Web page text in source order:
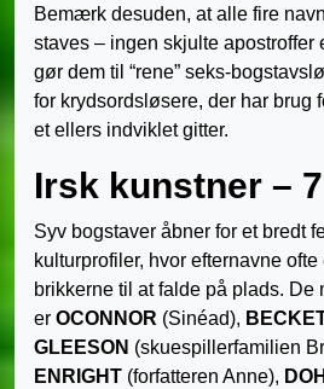
Bemærk desuden, at alle fire
staves – ingen skjulte
gør dem til “rene” seks-
for krydsordsløsere, der har brug
et ellers indviklet gitter.
Irsk kunstner –
Syv bogstaver åbner for et bredt
kulturprofiler, hvor efternavne ofte
brikkerne til at falde på plads. De
er OCONNOR (Sinéad),
GLEESON (skuespiller­familien
ENRIGHT (forfatteren Anne),